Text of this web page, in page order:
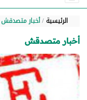
الرئيسية أخبار متصدقش
أخبار متصدقش